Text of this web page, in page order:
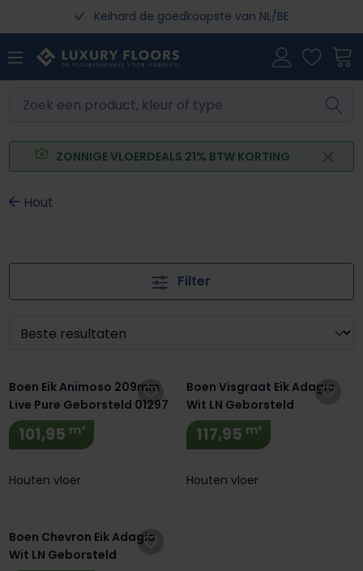
Ga naar de hoofdinhoudKeihard de goedkoopste van NL/BE
ZONNIGE VLOERDEALS 21% BTW KORTING
Hout
Filter
Boen Eik Animoso 209mm
Live Pure Geborsteld 01297
101,95 m²
Houten vloer
Boen Visgraat Eik Adagio
Wit LN Geborsteld
117,95 m²
Houten vloer
Boen Chevron Eik Adagio
Wit LN Geborsteld